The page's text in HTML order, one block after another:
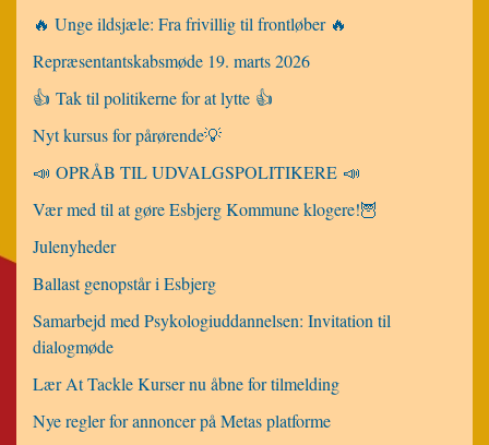
🔥 Unge ildsjæle: Fra frivillig til frontløber 🔥
Repræsentantskabsmøde 19. marts 2026
👍 Tak til politikerne for at lytte 👍
Nyt kursus for pårørende💡
📣 OPRÅB TIL UDVALGSPOLITIKERE 📣
Vær med til at gøre Esbjerg Kommune klogere!🦉
Julenyheder
Ballast genopstår i Esbjerg
Samarbejd med Psykologiuddannelsen: Invitation til
dialogmøde
Lær At Tackle Kurser nu åbne for tilmelding
Nye regler for annoncer på Metas platforme